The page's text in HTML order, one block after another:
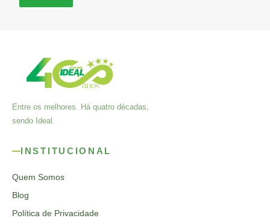
Entre os melhores. Há quatro décadas,
sendo Ideal.
INSTITUCIONAL
Quem Somos
Blog
Política de Privacidade